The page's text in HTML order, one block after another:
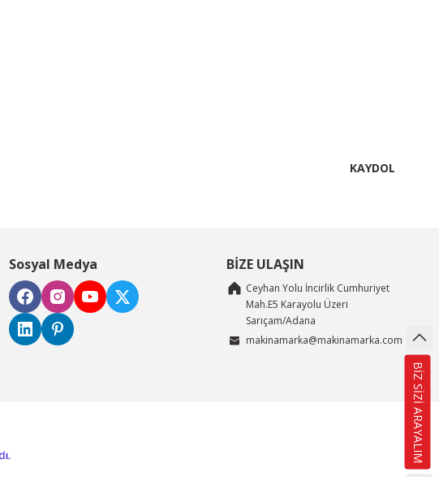
KAYDOL
Sosyal Medya BİZE ULAŞIN
Ceyhan Yolu İncirlik Cumhuriyet
Mah.E5 Karayolu Üzeri
Sarıçam/Adana
makinamarka@makinamarka.com
BİZ SİZİ ARAYALIM